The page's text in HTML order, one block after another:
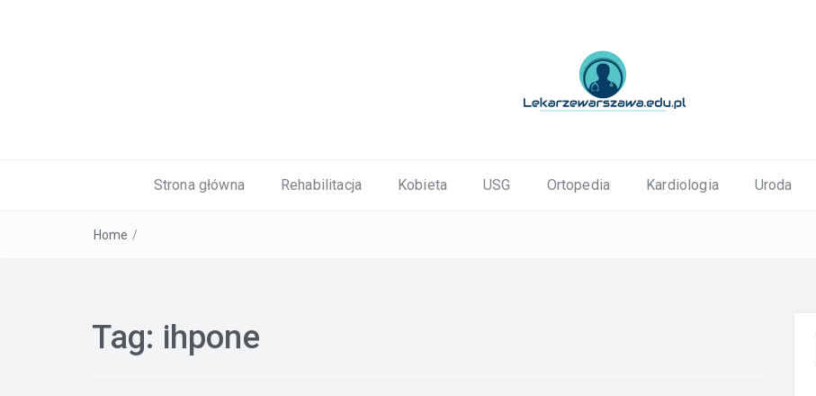
Strona główna Rehabilitacja Kobieta USG Ortopedia Kardiologia Uroda
Home /
Tag: ihpone